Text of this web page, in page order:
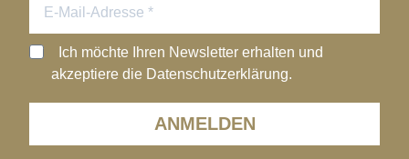
ANMELDEN
Ich möchte Ihren Newsletter erhalten und
akzeptiere die Datenschutzerklärung.